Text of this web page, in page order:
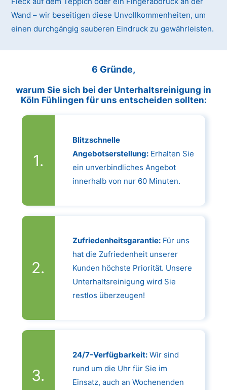
Wand – wir beseitigen diese Unvollkommenheiten, um
einen durchgängig sauberen Eindruck zu gewährleisten.
6 Gründe,
warum Sie sich bei der Unterhaltsreinigung in
Köln Fühlingen für uns entscheiden sollten:
Blitzschnelle
Angebotserstellung:Erhalten Sie
ein unverbindliches Angebot
innerhalb von nur 60 Minuten.
Zufriedenheitsgarantie:Für uns
hat die Zufriedenheit unserer
Kunden höchste Priorität. Unsere
Unterhaltsreinigung wird Sie
restlos überzeugen!
24/7-Verfügbarkeit:Wir sind
rund um die Uhr für Sie im
Einsatz, auch an Wochenenden